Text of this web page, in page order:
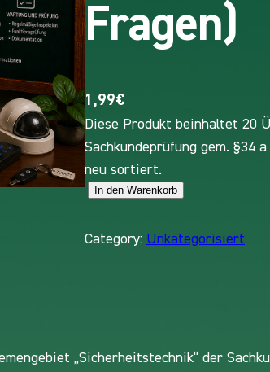
Fragen)
1,99€
Diese Produkt beinhaltet 20
Sachkundeprüfung gem. §34
neu sortiert.
Ü
u
u
In den Warenkorb
Category: Unkategorisiert
„Sicherheitstechnik“ der